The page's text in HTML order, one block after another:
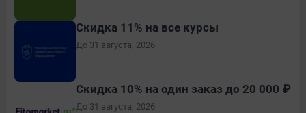
Скидка 11% на все курсы
До 31 августа, 2026
Скидка 10% на один заказ до 20 000 ₽
До 31 августа, 2026